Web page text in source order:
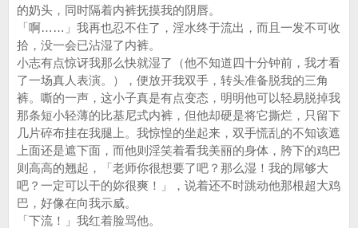
的奶头，同时隔着内裤抚摸我的阴唇。
「啊……」我再也忍不住了，淫水终于流出，而且一发不可收
拾，没一会已沾湿了内裤。
小志有点惊讶我那么快就湿了（他不知道四十分钟前，我才看
了一场真人表演。），便放开我双手，转头准备脱我的三角
裤。嘶的一声，这小子真是有点变态，明明他可以轻易脱掉我
那条短小轻薄的比基尼式内裤，但他却硬是将它撕烂，只留下
几片碎布挂在我腿上。我惊惶的坐起来，双手慌乱的不知该遮
上面还是遮下面，而他则淫笑着看我美丽的身体，胯下的鸡巴
则高高的翘起，「老师你很想要了吧？那么湿！我的屌够大
吧？一定可以干的妳很爽！」，说着还不时跳动他那根超大鸡
巴，好像在向我示威。
「下流！」我红着脸骂他。